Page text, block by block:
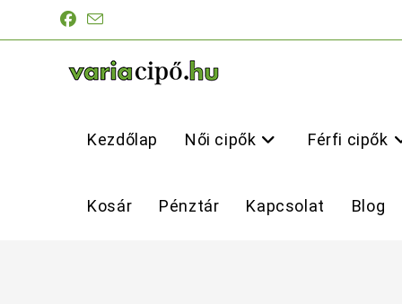
Kezdőlap Női cipők Férfi cipők
Kosár Pénztár Kapcsolat Blog